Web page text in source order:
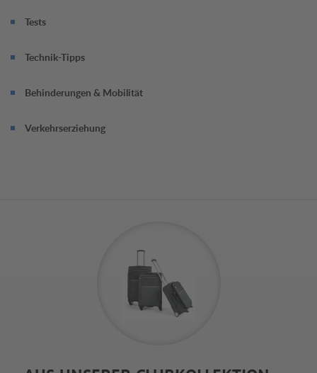
Tests
Technik-Tipps
Behinderungen & Mobilität
Verkehrserziehung